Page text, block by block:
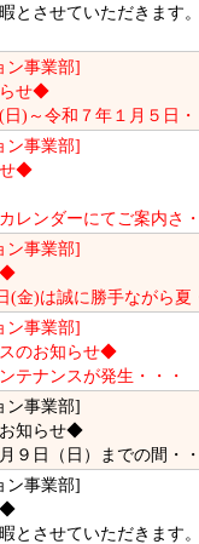
とさせていただきます。
ン事業部]
せ◆
)～令和７年１月５日・
ン事業部]
せ◆
レンダーにてご案内さ
ン事業部]
◆
(金)は誠に勝手ながら夏
ン事業部]
のお知らせ◆
テナンスが発生・・・
ン事業部]
知らせ◆
９日（日）までの間・・
ン事業部]
◆
とさせていただきます。